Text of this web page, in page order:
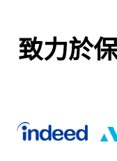
致力於